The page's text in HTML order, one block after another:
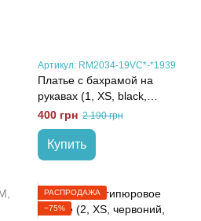
Артикул: RM2034-19VC*-*1939
Платье с бахрамой на
рукавах (1, XS, black,
чорний)
400 грн 2 190 грн
Купить
РАСПРОДАЖА
−75%